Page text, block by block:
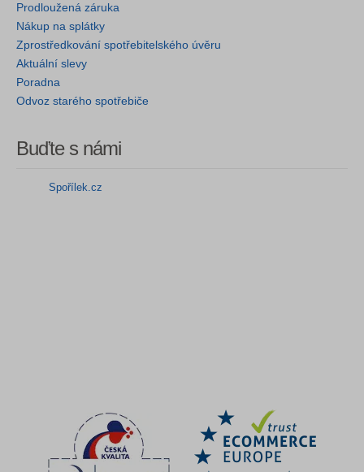
Prodloužená záruka
Nákup na splátky
Zprostředkování spotřebitelského úvěru
Aktuální slevy
Poradna
Odvoz starého spotřebiče
Buďte s námi
Spořílek.cz